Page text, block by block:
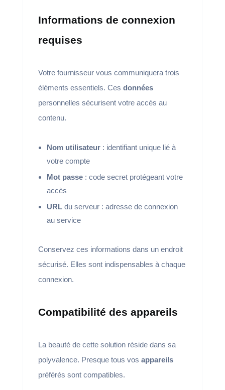
Informations de connexion
requises
Votre fournisseur vous communiquera trois
éléments essentiels. Ces données
personnelles sécurisent votre accès au
contenu.
Nom utilisateur: identifiant unique lié à
votre compte
Mot passe: code secret protégeant votre
accès
URLdu serveur : adresse de connexion
au service
Conservez ces informations dans un endroit
sécurisé. Elles sont indispensables à chaque
connexion.
Compatibilité des appareils
La beauté de cette solution réside dans sa
polyvalence. Presque tous vos appareils
préférés sont compatibles.